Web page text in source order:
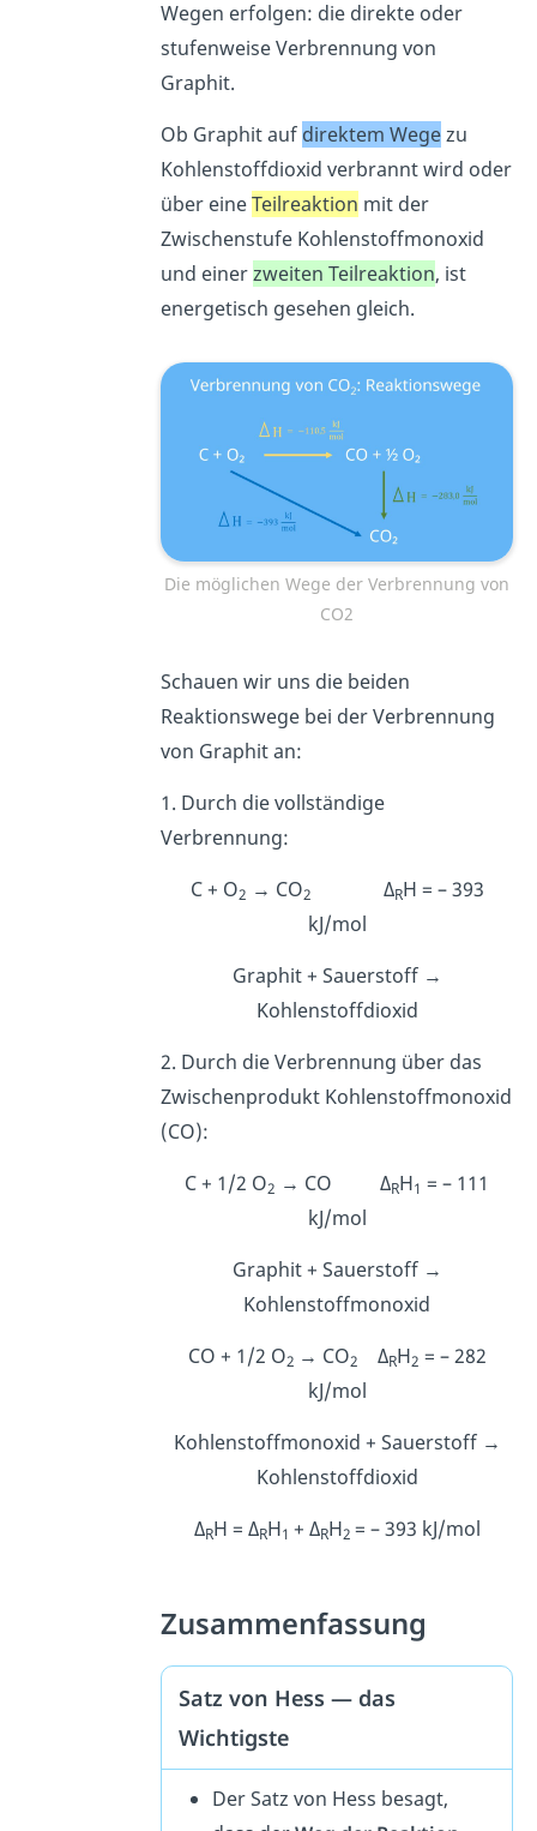
Wegen erfolgen: die direkte oder
stufenweise Verbrennung von
Graphit.
Ob Graphit auf direktem Wegezu
Kohlenstoffdioxid verbrannt wird oder
über eineTeilreaktion mit der
Zwischenstufe Kohlenstoffmonoxid
und einerzweiten Teilreaktion, ist
energetisch gesehen gleich.
Die möglichen Wege der Verbrennung von
CO2
Schauen wir uns die beiden
Reaktionswege bei der Verbrennung
von Graphit an:
1. Durch die vollständige
Verbrennung:
C + O2 → CO2 ΔRH = – 393
kJ/mol
Graphit + Sauerstoff →
Kohlenstoffdioxid
2. Durch die Verbrennung über das
Zwischenprodukt Kohlenstoffmonoxid
(CO):
C + 1/2 O2 → CO ΔRH1 = – 111
kJ/mol
Graphit + Sauerstoff →
Kohlenstoffmonoxid
CO + 1/2 O2 → CO2 ΔRH2 = – 282
kJ/mol
Kohlenstoffmonoxid + Sauerstoff →
Kohlenstoffdioxid
ΔRH = ΔRH1 + ΔRH2 = – 393 kJ/mol
Zusammenfassung
Satz von Hess — das
Wichtigste
Der Satz von Hess besagt,